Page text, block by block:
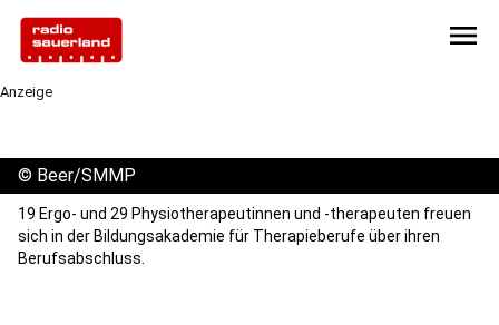
menu
Anzeige
© Beer/SMMP
19 Ergo- und 29 Physiotherapeutinnen und -therapeuten freuen
sich in der Bildungsakademie für Therapieberufe über ihren
Berufsabschluss.